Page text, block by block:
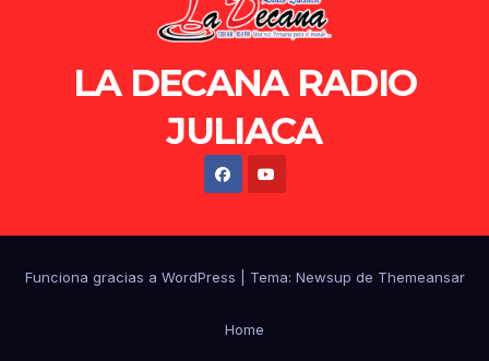
LA DECANA RADIO
JULIACA
Funciona gracias a WordPress Tema: Newsup de Themeansar
Home